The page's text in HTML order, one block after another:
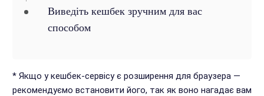
Виведіть кешбек зручним для вас
способом
* Якщо у кешбек-сервісу є розширення для браузера —
рекомендуємо встановити його, так як воно нагадає вам